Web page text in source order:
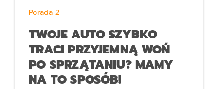
Porada 2
TWOJE AUTO SZYBKO
TRACI PRZYJEMNĄ WOŃ
PO SPRZĄTANIU? MAMY
NA TO SPOSÓB!